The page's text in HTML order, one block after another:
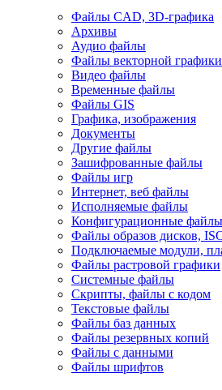
Файлы CAD, 3D-графика
Архивы
Аудио файлы
Файлы векторной графики
Видео файлы
Временные файлы
Файлы GIS
Графика, изображения
Документы
Другие файлы
Зашифрованные файлы
Файлы игр
Интернет, веб файлы
Исполняемые файлы
Конфигурационные файлы
Файлы образов дисков,
Подключаемые модули,
Файлы растровой графики
Системные файлы
Скрипты, файлы с кодом
Текстовые файлы
Файлы баз данных
Файлы резервных копий
Файлы с данными
Файлы шрифтов